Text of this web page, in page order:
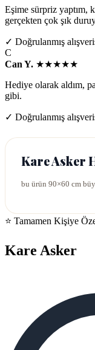
Eşime sürpriz yaptım,
gerçekten çok şık
✓ Doğrulanmış
C
Can Y. ★★★★★
Hediye olarak aldım,
gibi.
✓ Doğrulanmış
Kare Asker
bu ürün 90×60 cm
⭐ Tamamen Kişiye
Kare Asker